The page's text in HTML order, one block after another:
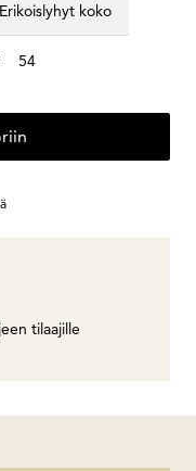
Erikoislyhyt koko
54
tilaajille